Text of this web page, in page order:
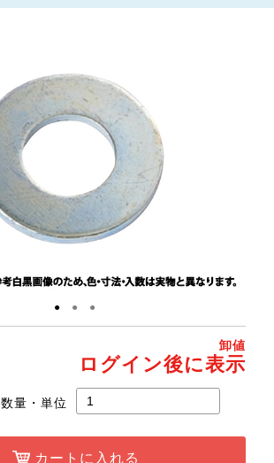
● ● ●
卸値
ログイン後に表示
数量・単位
カートに入れる